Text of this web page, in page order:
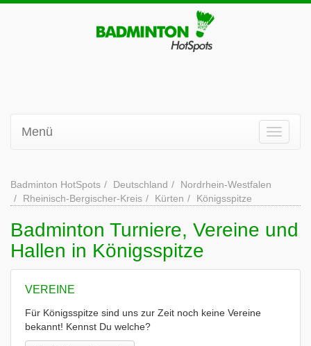
Menü
Badminton HotSpots Deutschland
Nordrhein-Westfalen
Rheinisch-Bergischer-Kreis
Kürten Königsspitze
Badminton Turniere, Vereine und
Hallen in Königsspitze
VEREINE
Für Königsspitze sind uns zur Zeit noch keine Vereine
bekannt! Kennst Du welche?